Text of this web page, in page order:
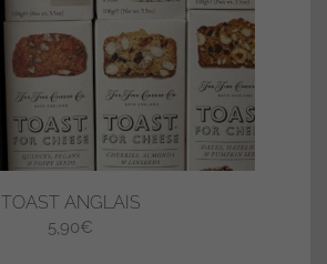
TOAST ANGLAIS
5,90€